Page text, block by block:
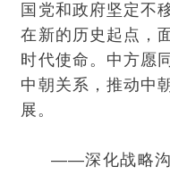
国党和政府坚定不
在新的历史起点，
时代使命。中方愿
中朝关系，推动中
展。
——深化战略沟